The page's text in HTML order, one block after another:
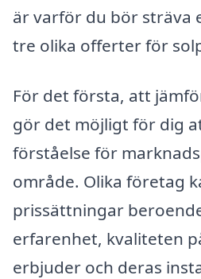
är varför du bör sträva
tre olika offerter för
För det första, att
gör det möjligt för dig
förståelse för
område. Olika företag
prissättningar
erfarenhet, kvaliteten
erbjuder och deras